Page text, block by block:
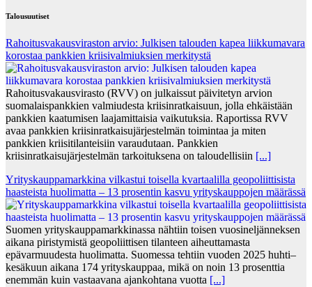
Talousuutiset
Rahoitusvakausviraston arvio: Julkisen talouden kapea liikkumavara
korostaa pankkien kriisivalmiuksien merkitystä
Rahoitusvakausvirasto (RVV) on julkaissut päivitetyn arvion
suomalaispankkien valmiudesta kriisinratkaisuun, jolla ehkäistään
pankkien kaatumisen laajamittaisia vaikutuksia. Raportissa RVV
avaa pankkien kriisinratkaisujärjestelmän toimintaa ja miten
pankkien kriisitilanteisiin varaudutaan. Pankkien
kriisinratkaisujärjestelmän tarkoituksena on taloudellisiin [...]
Yrityskauppamarkkina vilkastui toisella kvartaalilla geopoliittisista
haasteista huolimatta – 13 prosentin kasvu yrityskauppojen määrässä
Suomen yrityskauppamarkkinassa nähtiin toisen vuosineljänneksen
aikana piristymistä geopoliittisen tilanteen aiheuttamasta
epävarmuudesta huolimatta. Suomessa tehtiin vuoden 2025 huhti–
kesäkuun aikana 174 yrityskauppaa, mikä on noin 13 prosenttia
enemmän kuin vastaavana ajankohtana vuotta [...]